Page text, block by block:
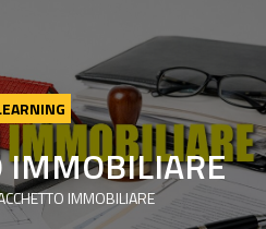
IMMOBILIARE
IMMOBILIARE